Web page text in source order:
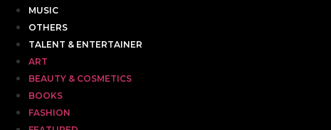
MUSIC
OTHERS
TALENT & ENTERTAINER
ART
BEAUTY & COSMETICS
BOOKS
FASHION